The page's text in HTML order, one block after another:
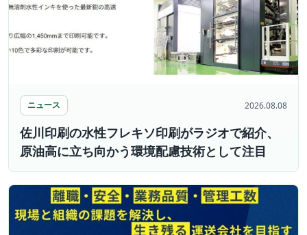
ニュース 2026.08.08
佐川印刷の水性フレキソ印刷がラジオで紹介、
原油高に立ち向かう環境配慮技術として注目